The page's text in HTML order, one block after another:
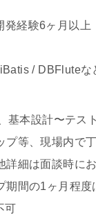
験6ヶ月以上
/ DBFluteなど
本設計〜テス
場内で丁寧
面談時にお伝
の1ヶ月程度
可